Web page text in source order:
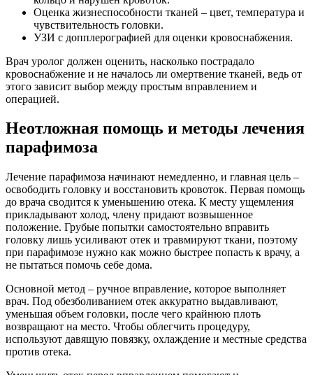
Оценка жизнеспособности тканей – цвет, температура и
чувствительность головки.
УЗИ с допплерографией для оценки кровоснабжения.
Врач уролог должен оценить, насколько пострадало
кровоснабжение и не началось ли омертвение тканей, ведь от
этого зависит выбор между простым вправлением и
операцией.
Неотложная помощь и методы лечения
парафимоза
Лечение парафимоза начинают немедленно, и главная цель –
освободить головку и восстановить кровоток. Первая помощь
до врача сводится к уменьшению отека. К месту ущемления
прикладывают холод, члену придают возвышенное
положение. Грубые попытки самостоятельно вправить
головку лишь усиливают отек и травмируют ткани, поэтому
при парафимозе нужно как можно быстрее попасть к врачу, а
не пытаться помочь себе дома.
Основной метод – ручное вправление, которое выполняет
врач. Под обезболиванием отек аккуратно выдавливают,
уменьшая объем головки, после чего крайнюю плоть
возвращают на место. Чтобы облегчить процедуру,
используют давящую повязку, охлаждение и местные средства
против отека.